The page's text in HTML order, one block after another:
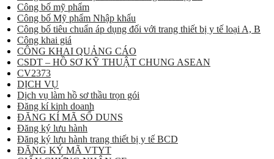
Công bố mỹ phẩm
Công bố Mỹ phẩm Nhập khẩu
Công bố tiêu chuẩn áp dụng đối với trang thiết bị y tế loại A, B
Công khai giá
CÔNG KHAI QUẢNG CÁO
CSDT – HỒ SƠ KỸ THUẬT CHUNG ASEAN
CV2373
DỊCH VỤ
Dịch vụ làm hồ sơ thầu trọn gói
Đăng kí kinh doanh
ĐĂNG KÍ MÃ SỐ DUNS
Đăng ký lưu hành
Đăng ký lưu hành trang thiết bị y tế BCD
ĐĂNG KÝ MÃ VTYT